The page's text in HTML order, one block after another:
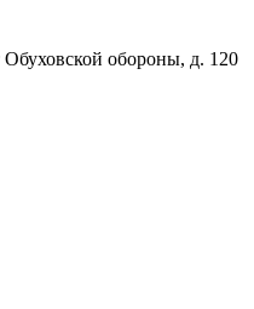
Обуховской обороны, д. 120